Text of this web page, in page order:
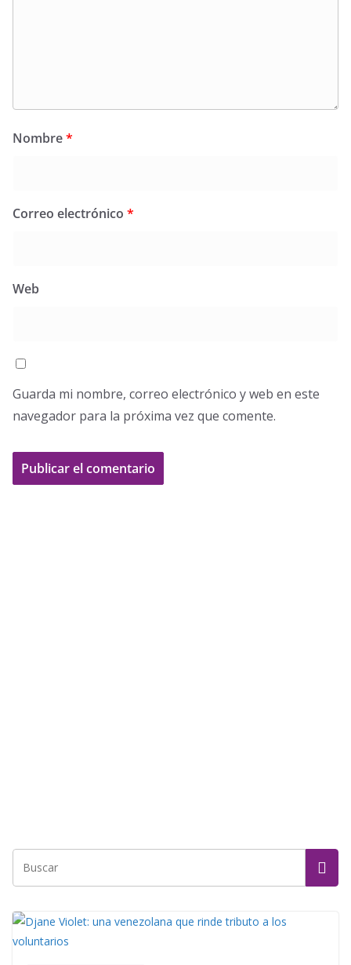
Nombre*
Correo electrónico *
Web
Guarda mi nombre, correo electrónico y web en este
navegador para la próxima vez que comente.